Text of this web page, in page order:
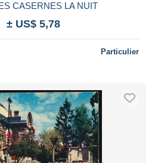
CASERNES LA NUIT
± US$ 5,78
Particulier